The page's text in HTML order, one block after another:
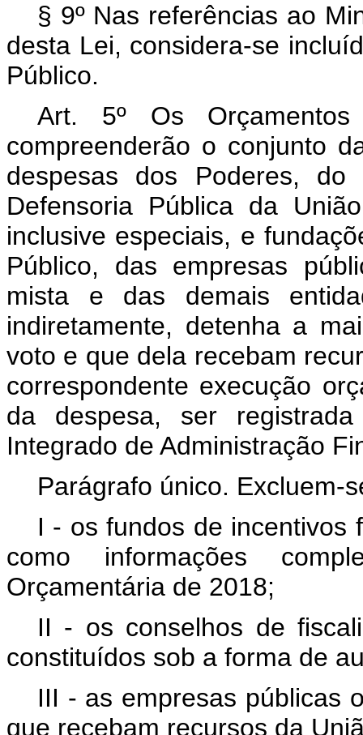
§ 9º Nas referências ao
desta Lei, considera-se
Público.
Art. 5º Os
compreenderão o conjunto
despesas dos Poderes,
Defensoria Pública da
inclusive especiais, e
Público, das empresas
mista e das demais
indiretamente, detenha a
voto e que dela recebam
correspondente execução
da despesa, ser
Integrado de Administração
Parágrafo único. Excluem-
I - os fundos de incentivos
como informações
Orçamentária de 2018;
II - os conselhos de
constituídos sob a forma de
III - as empresas públicas
que recebam recursos da